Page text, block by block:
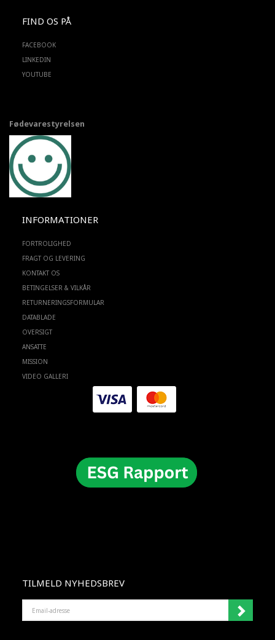
FIND OS PÅ
FACEBOOK
LINKEDIN
YOUTUBE
Fødevarestyrelsen
INFORMATIONER
FORTROLIGHED
FRAGT OG LEVERING
KONTAKT OS
BETINGELSER & VILKÅR
RETURNERINGSFORMULAR
DATABLADE
OVERSIGT
ANSATTE
MISSION
VIDEO GALLERI
TILMELD NYHEDSBREV
ADRESSE